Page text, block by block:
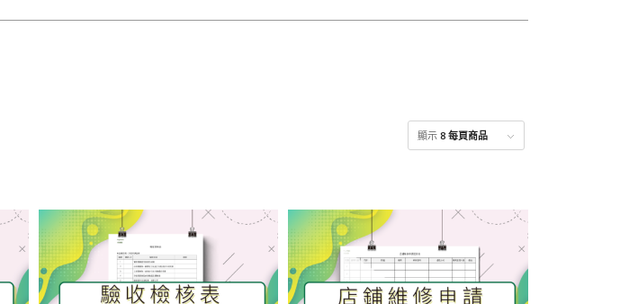
顯示 8 每頁商品